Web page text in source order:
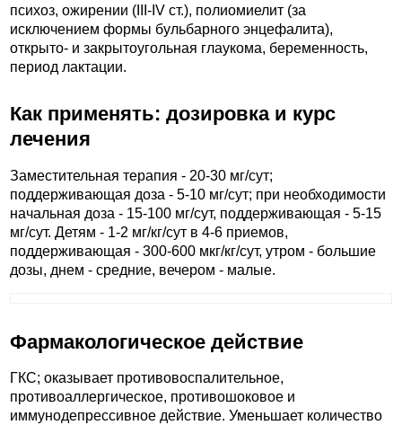
психоз, ожирении (III-IV ст.), полиомиелит (за
исключением формы бульбарного энцефалита),
открыто- и закрытоугольная глаукома, беременность,
период лактации.
Как применять: дозировка и курс
лечения
Заместительная терапия - 20-30 мг/сут;
поддерживающая доза - 5-10 мг/сут; при необходимости
начальная доза - 15-100 мг/сут, поддерживающая - 5-15
мг/сут. Детям - 1-2 мг/кг/сут в 4-6 приемов,
поддерживающая - 300-600 мкг/кг/сут, утром - большие
дозы, днем - средние, вечером - малые.
Фармакологическое действие
ГКС; оказывает противовоспалительное,
противоаллергическое, противошоковое и
иммунодепрессивное действие. Уменьшает количество